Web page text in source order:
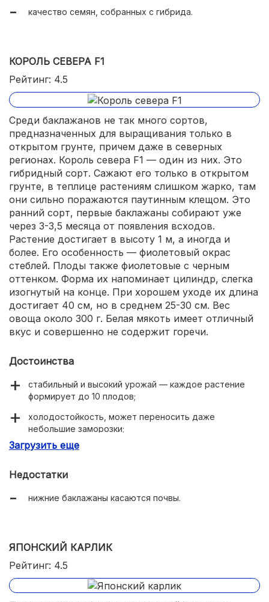
качество семян, собранных с гибрида.
КОРОЛЬ СЕВЕРА F1
Рейтинг: 4.5
Среди баклажанов не так много сортов,
предназначенных для выращивания только в
открытом грунте, причем даже в северных
регионах. Король севера F1 — один из них. Это
гибридный сорт. Сажают его только в открытом
грунте, в теплице растениям слишком жарко, там
они сильно поражаются паутинным клещом. Это
ранний сорт, первые баклажаны собирают уже
через 3-3,5 месяца от появления всходов.
Растение достигает в высоту 1 м, а иногда и
более. Его особенность — фиолетовый окрас
стеблей. Плоды также фиолетовые с черным
оттенком. Форма их напоминает цилиндр, слегка
изогнутый на конце. При хорошем уходе их длина
достигает 40 см, но в среднем 25-30 см. Вес
овоща около 300 г. Белая мякоть имеет отличный
вкус и совершенно не содержит горечи.
Достоинства
стабильный и высокий урожай — каждое растение
формирует до 10 плодов;
холодостойкость, может переносить даже
небольшие заморозки;
неприхотливость;
Загрузить еще
Недостатки
нижние баклажаны касаются почвы.
ЯПОНСКИЙ КАРЛИК
Рейтинг: 4.5